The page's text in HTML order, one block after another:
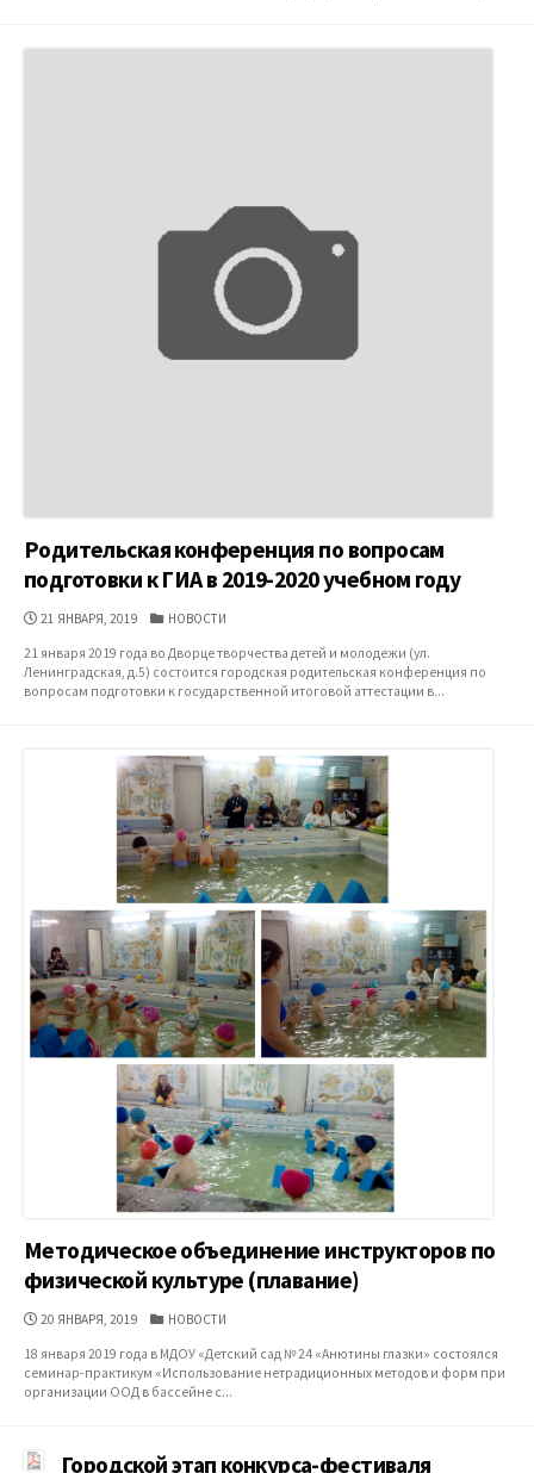
Родительская конференция по вопросам
подготовки к ГИА в 2019-2020 учебном году
ДАТА
21 ЯНВАРЯ, 2019 КАТЕГОРИИ
НОВОСТИ
21 января 2019 года во Дворце творчества детей и молодежи (ул.
Ленинградская, д.5) состоится городская родительская конференция по
вопросам подготовки к государственной итоговой аттестации в...
Методическое объединение инструкторов по
физической культуре (плавание)
ДАТА
20 ЯНВАРЯ, 2019 КАТЕГОРИИ
НОВОСТИ
18 января 2019 года в МДОУ «Детский сад № 24 «Анютины глазки» состоялся
семинар-практикум «Использование нетрадиционных методов и форм при
организации ООД в бассейне с...
Городской этап конкурса-фестиваля